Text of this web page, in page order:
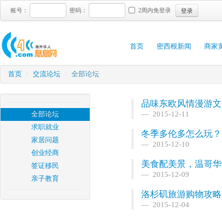
账号： 密码： 2周内免登录 登录
首页 密西根新闻 商家
首页 / 交流论坛 / 全部论坛
全部论坛
求职就业
家居问题
创业经商
签证移民
亲子教育
品味东欧风情漫游
2015-12-11
冬季多伦多怎么玩
2015-12-10
美食配美景，温哥
2015-12-09
洛杉矶旅游购物攻
2015-12-04